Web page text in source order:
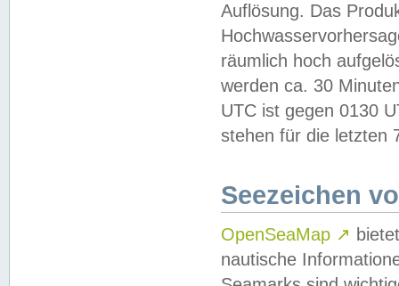
Auflösung. Das
räumlich hoch
werden ca. 30
UTC ist gegen 0130
stehen für die letzten
Seezeichen
OpenSeaMap ↗
nautische